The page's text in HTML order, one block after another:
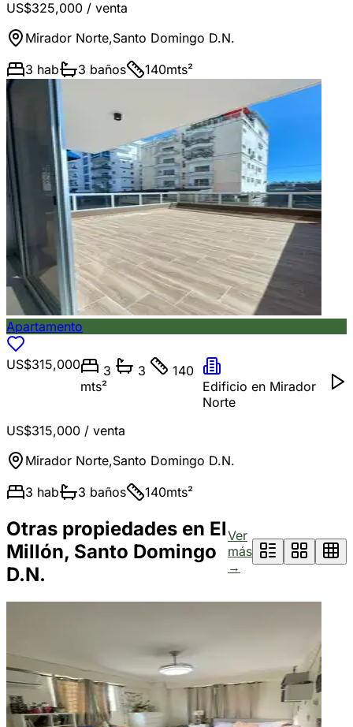
US$325,000 / venta
Mirador Norte,Santo Domingo D.N.
3 hab 3 baños 140mts²
Apartamento
US$315,000 3 3
140
mts²
Edificio en Mirador
Norte
US$315,000 / venta
Mirador Norte,Santo Domingo D.N.
3 hab 3 baños 140mts²
Otras propiedades en El
Millón, Santo Domingo
D.N.
Ver
más
→